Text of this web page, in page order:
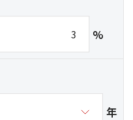
%
年